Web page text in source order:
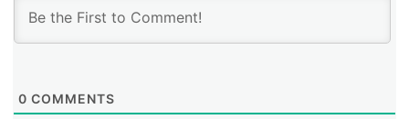
0 COMMENTS